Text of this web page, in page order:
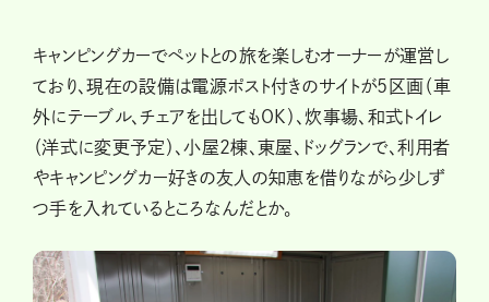
キャンピングカーでペットとの旅を楽しむオーナーが運営し
ており、現在の設備は電源ポスト付きのサイトが5区画（車
外にテーブル、チェアを出してもOK）、炊事場、和式トイレ
（洋式に変更予定）、小屋2棟、東屋、ドッグランで、利用者
やキャンピングカー好きの友人の知恵を借りながら少しず
つ手を入れているところなんだとか。